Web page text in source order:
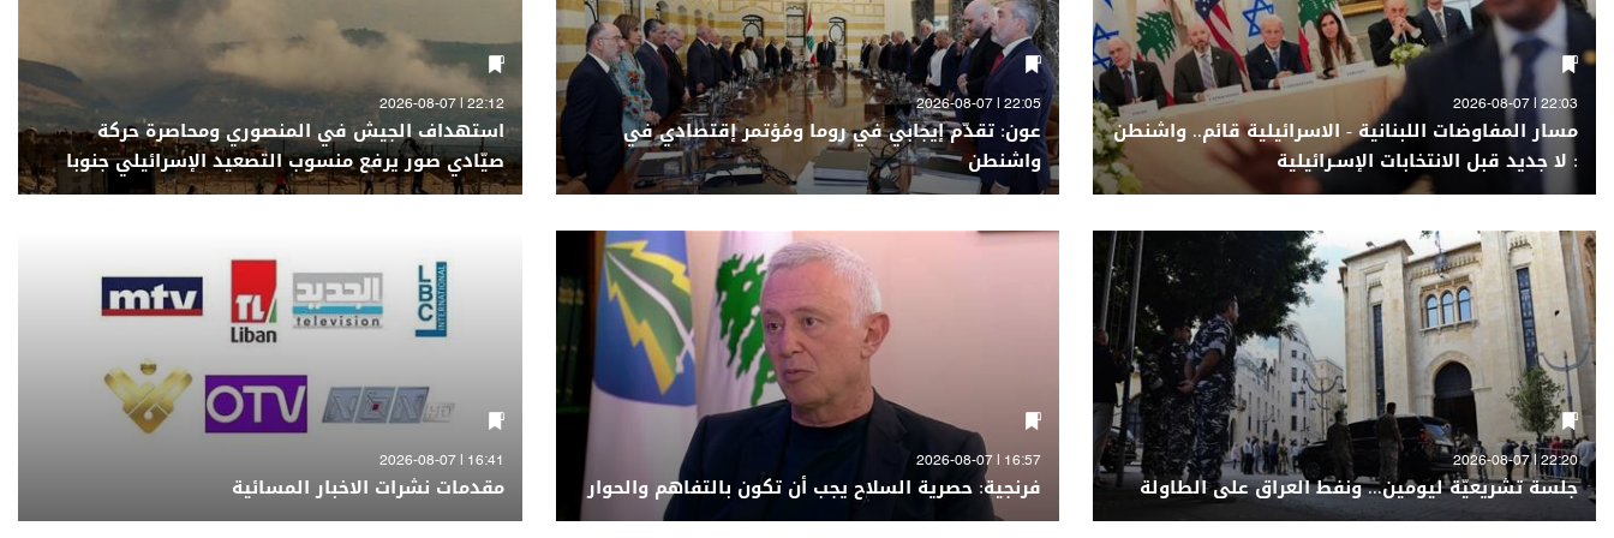
22:03 | 2026-08-07
مسار المفاوضات اللبنانية - الاسرائيلية قائم.. واشنطن
: لا جديد قبل الانتخابات الإسـرائيلية
22:05 | 2026-08-07
عون: تقدّم إيجابي في روما ومُؤتمر إقتصادي في
واشنطن
22:12 | 2026-08-07
استهداف الجيش في المنصوري ومحاصرة حركة
صيّادي صور يرفع منسوب التصعيد الإسرائيلي جنوبا
22:20 | 2026-08-07
جلسة تشريعيّة ليومين... ونفط العراق على الطاولة
16:57 | 2026-08-07
فرنجية: حصرية السلاح يجب أن تكون بالتفاهم والحوار
16:41 | 2026-08-07
مقدمات نشرات الاخبار المسائية